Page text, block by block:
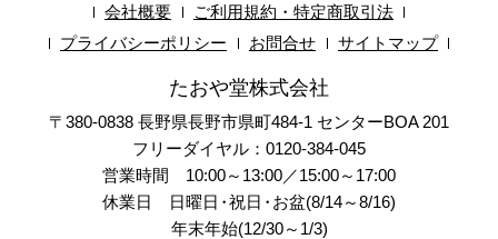
会社概要
ご利用規約・特定商取引法
プライバシーポリシー
お問合せ サイトマップ
たおや堂株式会社
〒380-0838 長野県長野市県町484-1 センターBOA 201
フリーダイヤル：0120-384-045
営業時間 10:00～13:00／15:00～17:00
休業日 日曜日・祝日・お盆(8/14～8/16)
年末年始(12/30～1/3)